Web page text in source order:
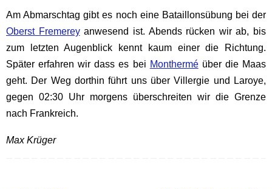
Am Abmarschtag gibt es noch eine Bataillonsübung bei der
Oberst Fremereyanwesend ist. Abends rücken wir ab, bis
zum letzten Augenblick kennt kaum einer die Richtung.
Später erfahren wir dass es bei Montherméüber die Maas
geht. Der Weg dorthin führt uns über Villergie und Laroye,
gegen 02:30 Uhr morgens überschreiten wir die Grenze
nach Frankreich.
Max Krüger